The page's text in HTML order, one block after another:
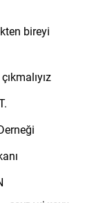
bireyi